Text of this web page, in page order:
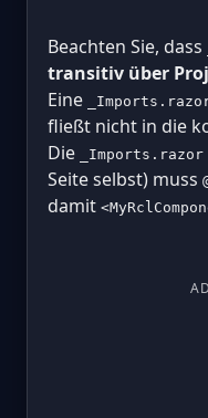
Beachten Sie, dass
transitiv über
Eine
fließt nicht in die
Die
_Imports.razor
Seite selbst) muss
damit